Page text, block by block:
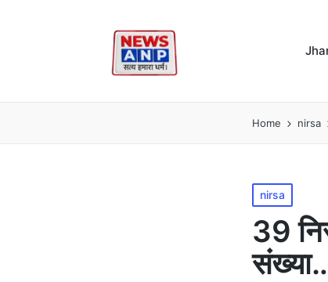
Home nirsa
Posted
in
nirsa
39